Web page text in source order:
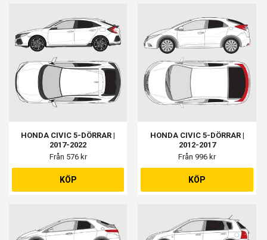
HONDA CIVIC 5-DÖRRAR |
2017-2022
Från 576 kr
KÖP
HONDA CIVIC 5-DÖRRAR |
2012-2017
Från 996 kr
KÖP